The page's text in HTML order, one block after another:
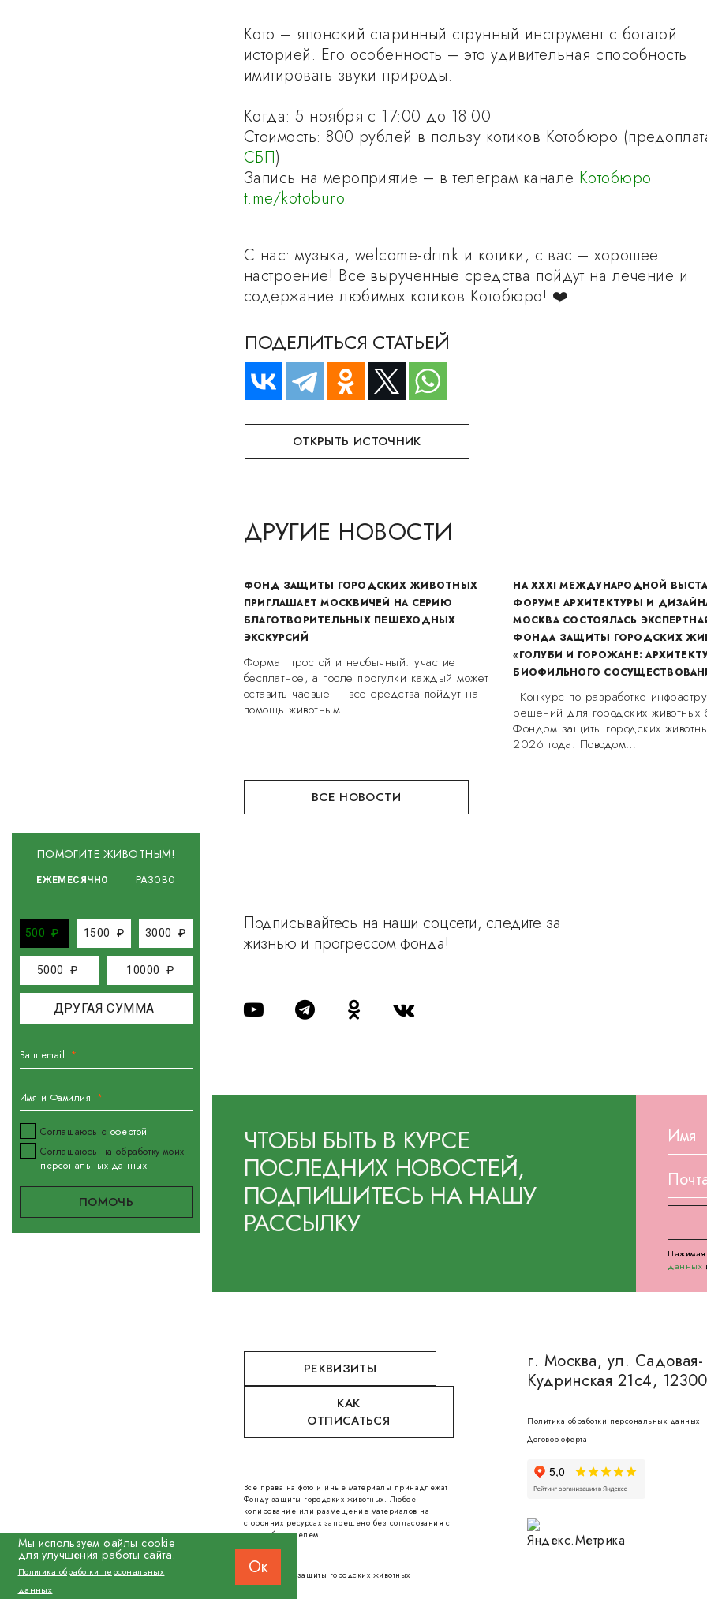
ПОМОГИТЕ ЖИВОТНЫМ!
ЕЖЕМЕСЯЧНО РАЗОВО
500 ₽ 1500 ₽ 3000 ₽
5000 ₽ 10000 ₽
Ваш email
Имя и Фамилия
Соглашаюсь с офертой
Соглашаюсь на обработку моих
персональных данных
Кото – японский старинный струнный инструмент с богатой
историей. Его особенность – это удивительная способность
имитировать звуки природы.
Когда: 5 ноября с 17:00 до 18:00
Стоимость: 800 рублей в пользу котиков Котобюро
СБП)
Запись на мероприятие – в телеграм канале Котобюро
t.me/kotoburo.
С нас: музыка, welcome-drink и котики, с вас – хорошее
настроение! Все вырученные средства пойдут на лечение и
содержание любимых котиков Котобюро! ❤️
ПОДЕЛИТЬСЯ СТАТЬЕЙ
ОТКРЫТЬ ИСТОЧНИК
ДРУГИЕ НОВОСТИ
ФОНД ЗАЩИТЫ ГОРОДСКИХ ЖИВОТНЫХ
ПРИГЛАШАЕТ МОСКВИЧЕЙ НА СЕРИЮ
БЛАГОТВОРИТЕЛЬНЫХ ПЕШЕХОДНЫХ
ЭКСКУРСИЙ
Формат простой и необычный: участие
бесплатное, а после прогулки каждый может
оставить чаевые — все средства пойдут на
помощь животным…
НА XXXI МЕЖДУНАРОДНОЙ
ФОРУМЕ АРХИТЕКТУРЫ И
МОСКВА СОСТОЯЛАСЬ
ФОНДА ЗАЩИТЫ ГОРОДСКИХ
«ГОЛУБИ И ГОРОЖАНЕ:
БИОФИЛЬНОГО
I Конкурс по разработке
решений для городских животных
Фондом защиты городских
2026 года. Поводом…
ВСЕ НОВОСТИ
Подписывайтесь на наши соцсети, следите за
жизнью и прогрессом фонда!
ЧТОБЫ БЫТЬ В КУРСЕ
ПОСЛЕДНИХ НОВОСТЕЙ,
ПОДПИШИТЕСЬ НА НАШУ
РАССЫЛКУ
Нажимая
данных
РЕКВИЗИТЫ
КАК
ОТПИСАТЬСЯ
Все права на фото и иные материалы принадлежат
Фонду защиты городских животных. Любое
копирование или размещение материалов на
сторонних ресурсах запрещено без согласования с
правообладателем.
© 2026 Фонд защиты городских животных
г. Москва, ул. Садовая-
Кудринская 21с4,
Политика обработки персональных данных
Договор-оферта
Мы используем файлы cookie
для улучшения работы сайта.
Политика обработки персональных
данных
Ок